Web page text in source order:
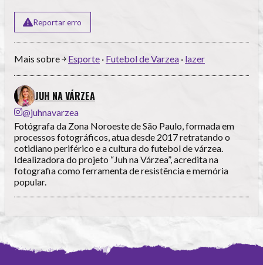
Reportar erro
Mais sobre ￫ Esporte · Futebol de Varzea · lazer
JUH NA VÁRZEA
@juhnavarzea
Fotógrafa da Zona Noroeste de São Paulo, formada em
processos fotográficos, atua desde 2017 retratando o
cotidiano periférico e a cultura do futebol de várzea.
Idealizadora do projeto “Juh na Várzea”, acredita na
fotografia como ferramenta de resistência e memória
popular.